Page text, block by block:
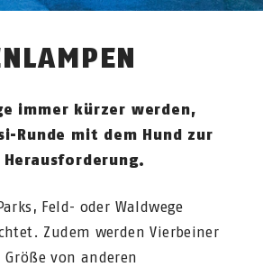
immer kürzer werden,
Runde mit dem Hund zur
Feld- oder Waldwege
Zudem werden Vierbeiner
von anderen